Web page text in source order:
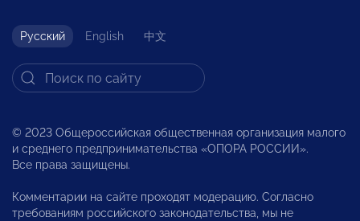
Русский English 中文
© 2023 Общероссийская общественная организация малого
и среднего предпринимательства «ОПОРА РОССИИ».
Все права защищены.
Комментарии на сайте проходят модерацию. Согласно
требованиям российского законодательства, мы не